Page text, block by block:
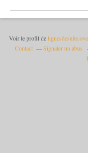
Voir le profil de
Contact
Signaler un abus